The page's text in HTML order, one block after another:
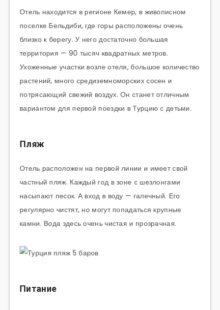
Отель находится в регионе Кемер, в живописном
поселке Бельдиби, где горы расположены очень
близко к берегу. У него достаточно большая
территория — 90 тысяч квадратных метров.
Ухоженные участки возле отеля, большое количество
растений, много средиземноморских сосен и
потрясающий свежий воздух. Он станет отличным
вариантом для первой поездки в Турцию с детьми.
Пляж
Отель расположен на первой линии и имеет свой
частный пляж. Каждый год в зоне с шезлонгами
насыпают песок. А вход в воду — галечный. Его
регулярно чистят, но могут попадаться крупные
камни. Вода здесь очень чистая и прозрачная.
Питание